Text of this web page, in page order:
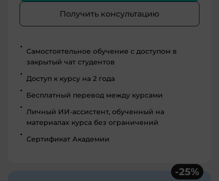
Получить консультацию
Самостоятельное обучение с доступом в
закрытый чат студентов
Доступ к курсу на 2 года
Бесплатный перевод между курсами
Личный ИИ-ассистент, обученный на
материалах курса без ограничений
Сертификат Академии
-25%